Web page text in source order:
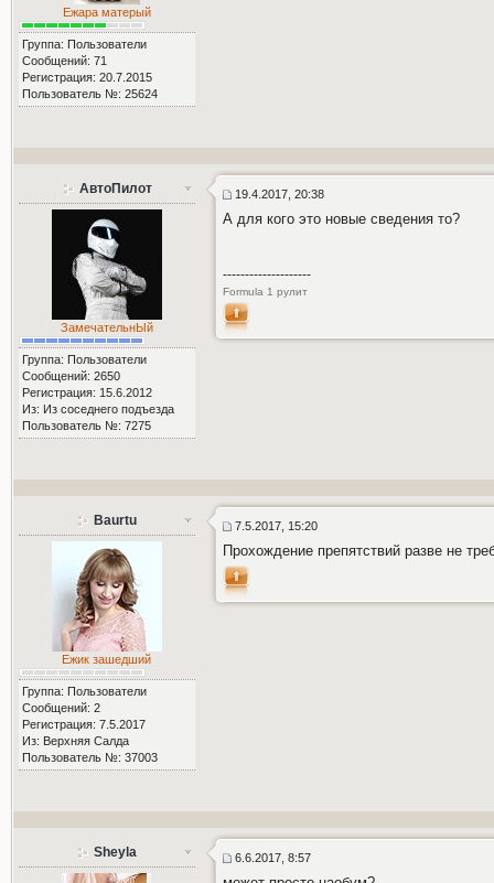
Ежара матерый
Группа: Пользователи
Сообщений: 71
Регистрация: 20.7.2015
Пользователь №: 25624
АвтоПилот
ЗамечательнЫй
Группа: Пользователи
Сообщений: 2650
Регистрация: 15.6.2012
Из: Из соседнего подъезда
Пользователь №: 7275
19.4.2017, 20:38
А для кого это новые сведения то?
--------------------
Formula 1 рулит
Baurtu
Ежик зашедший
Группа: Пользователи
Сообщений: 2
Регистрация: 7.5.2017
Из: Верхняя Салда
Пользователь №: 37003
7.5.2017, 15:20
Прохождение препятствий разве не
Sheyla 6.6.2017, 8:57